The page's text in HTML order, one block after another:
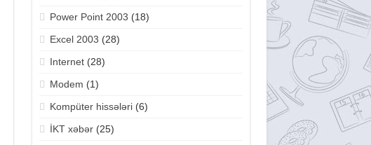
Power Point 2003 (18)
Excel 2003 (28)
Internet(28)
Modem (1)
Kompüter hissələri(6)
İKT xəbər(25)